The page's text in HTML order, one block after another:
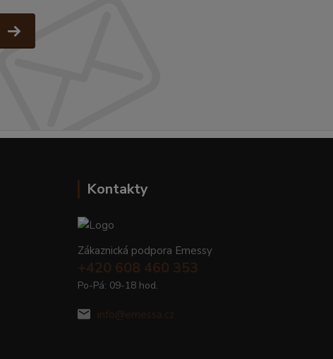
Kontakty
Zákaznická podpora Emessy
+420 608 460 353
Po-Pá: 09-18 hod.
info@emessa.cz